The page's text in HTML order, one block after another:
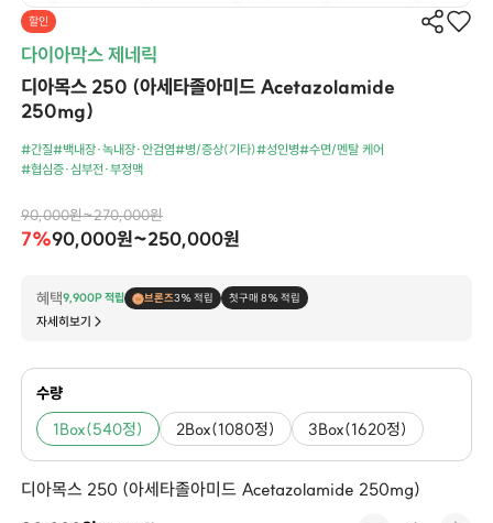
할인
다이아막스 제네릭
디아목스 250 (아세타졸아미드 Acetazolamide
250mg)
#간질#백내장·녹내장·안검염#병/증상(기타)#성인병#수면/멘탈 케어
#협심증·심부전·부정맥
90,000원~270,000원
7%90,000원~250,000원
혜택9,900P 적립 브론즈3% 적립 첫구매 8% 적립
자세히보기
수량
1Box(540정) 2Box(1080정) 3Box(1620정)
디아목스 250 (아세타졸아미드 Acetazolamide 250mg)